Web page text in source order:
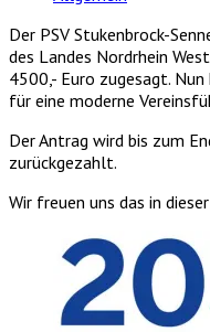
Der PSV Stukenbrock-
des Landes Nordrhein
4500,- Euro zugesagt.
für eine moderne
Der Antrag wird bis zum
zurückgezahlt.
Wir freuen uns das in